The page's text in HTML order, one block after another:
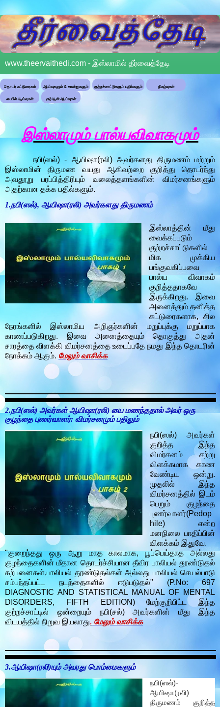
www.theervaithedi.com - இஸ்லாமில் தீர்வைத்தேடி
தொடர் கட்டுரைகள் ஆய்வுகளும் & சான்றுகளும் குற்றச்சாட்டுகளும் பதில்களும் நிகழ்வுகள்
பைபில் ஆய்வுகள் குர்ஆன் ஆய்வுகள்
இஸ்லாமும் பால்யவிவாகமும்
நபி(ஸல்) - ஆயிஷா(ரலி) அவர்களது திருமணம் மற்றும்
இஸ்லாமின் திருமண வயது ஆகிவற்றை குறித்து தொடர்ந்து
அவதூறு பரப்பித்திரியும் வலைத்தளங்களின் விமர்சனங்களும்
அதற்கான தக்க பதில்களும்.
1.நபி(ஸல்), ஆயிஷா(ரலி) அவர்களது திருமணம்
இஸ்லாத்தின் மீது
வைக்கப்படும்
குற்றச்சாட்டுகளில்
மிக முக்கிய
பங்குவகிப்பவை
பால்ய விவாகம்
குறித்ததாகவே
இருக்கிறது. இவை
அனைத்தும் தனித்த
கட்டுரைகளாக, சில
நேரங்களில் இஸ்லாமிய அறிஞர்களின் மறுப்புக்கு மறுப்பாக
காணப்படுகிறது. இவை அனைத்தையும் தொகுத்து அதன்
சாரத்தை விளக்கி விமர்சனத்தை உடைப்பதே நமது இந்த தொடரின்
நோக்கம் ஆகும். மேலும் வாசிக்க
2.நபி(ஸல்) அவர்கள் ஆயிஷா(ரலி) யை மணந்ததால் அவர் ஒரு
குழந்தை புணர்வாளர்: விமர்சனமும் பதிலும்
நபி(ஸல்) அவர்கள்
குறித்த இந்த
விமர்சனம் சற்று
விளக்கமாக காண
வேண்டிய ஒன்று.
முதலில் இந்த
விமர்சனத்தில் இடம்
பெறும் குழந்தை
புணர்வாளர்(Pedop
hile) என்ற
மனநிலை பாதிப்பின்
விளக்கம் இதுவே.
"குறைந்தது ஒரு ஆறு மாத காலமாக, பூப்பெய்தாத அல்லது
குழந்தைகளின் மீதான தொடர்ச்சியான தீவிர பாலியல் தூண்டுதல்
கற்பனைகள்,பாலியல் தூண்டுதல்கள் அல்லது பாலியல் செயல்பாடு
சம்பந்தப்பட்ட நடத்தைகளில் ஈடுபடுதல்" (P.No: 697
DIAGNOSTIC AND STATISTICAL MANUAL OF MENTAL
DISORDERS, FIFTH EDITION) மேற்குறிபிட்ட இந்த
குற்றச்சாட்டில் ஒன்றையும் நபி(சல்) அவர்களின் மீது இந்த
விடயத்தில் நிறுவ இயலாது. மேலும் வாசிக்க
3.ஆயிஷா(ரலி)யும் அவரது பொம்மைகளும்
நபி(ஸல்)-
ஆயிஷா(ரலி)
திருமணம் குறித்த